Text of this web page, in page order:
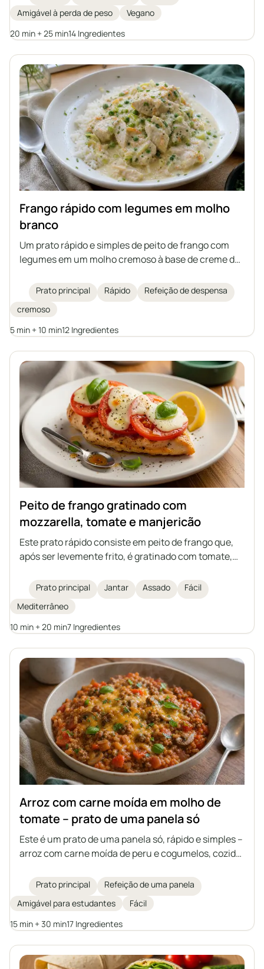
é finalizado com um molho caseiro de tahine para
dar mais sabor e cremosidade. Ideal para perda de
peso ou para quem busca uma refeição vegetal
Amigável à perda de peso
Vegano
20 min + 25 min14 Ingredientes
Frango rápido com legumes em molho
branco
Um prato rápido e simples de peito de frango com
legumes em um molho cremoso à base de creme de
almoço rápido, para servir com arroz, massa ou
batatas.
Prato principal Rápido
Refeição de despensa
cremoso
5 min + 10 min12 Ingredientes
Peito de frango gratinado com
mozzarella, tomate e manjericão
Este prato rápido consiste em peito de frango que,
após ser levemente frito, é gratinado com tomate,
– uma ótima escolha para o almoço ou jantar.
Prato principal Jantar Assado
Fácil
Mediterrâneo
10 min + 20 min7 Ingredientes
Arroz com carne moída em molho de
tomate – prato de uma panela só
Este é um prato de uma panela só, rápido e simples –
arroz com carne moída de peru e cogumelos, cozido
almoço ou como recheio para tortilhas, panquecas
ou piadina, e no dia seguinte fica ainda mais
saboroso, quando engrossa.
Prato principal
Refeição de uma panela
Amigável para estudantes
Fácil
15 min + 30 min17 Ingredientes